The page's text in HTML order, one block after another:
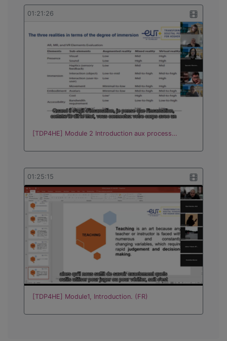
01:21:26
[TDP4HE] Module 2 Introduction aux process…
01:25:15
[TDP4HE] Module1, Introduction. (FR)